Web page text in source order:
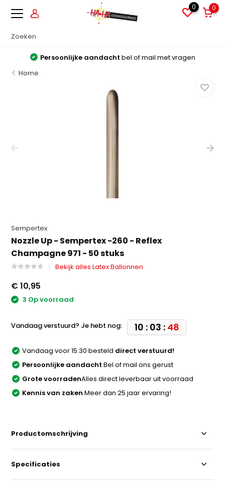
0 0
Persoonlijke aandacht bel of mail met vragen
Home
Sempertex
Nozzle Up - Sempertex -260 - Reflex
Champagne 971 - 50 stuks
Bekijk alles Latex Ballonnen
€ 10,95
3 Op voorraad
Vandaag verstuurd? Je hebt nog: 10 : 03 : 48
Vandaag voor 15:30 besteld direct verstuurd!
Persoonlijke aandacht Bel of mail ons gerust
Grote voorradenAlles direct leverbaar uit voorraad
Kennis van zaken Meer dan 25 jaar ervaring!
Productomschrijving
Specificaties